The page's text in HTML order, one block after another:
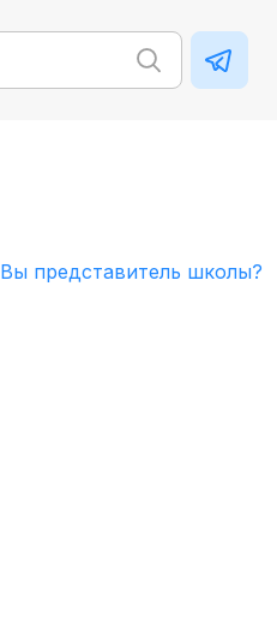
Вы представитель школы?